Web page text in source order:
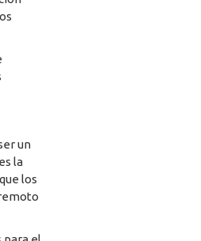
un
la
los